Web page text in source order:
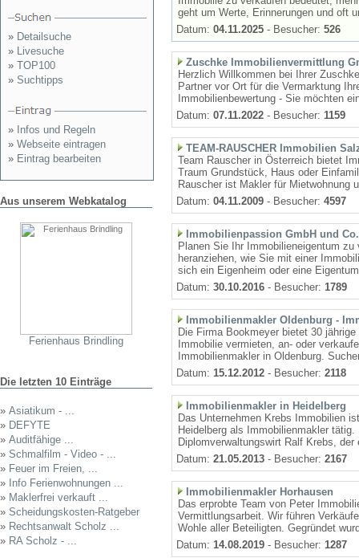
» Detailsuche
» Livesuche
» TOP100
» Suchtipps
» Infos und Regeln
» Webseite eintragen
» Eintrag bearbeiten
Aus unserem Webkatalog
Ferienhaus Brindling
Die letzten 10 Einträge
» Asiatikum - ...
» DEFYTE
» Auditfähige ...
» Schmalfilm - Video - ...
» Feuer im Freien, ...
» Info Ferienwohnungen ...
» Maklerfrei verkauft ...
» Scheidungskosten-Ratgeber
» Rechtsanwalt Scholz ...
» RA Scholz - ...
geht um Werte, Erinnerungen und oft
Datum: 04.11.2025 - Besucher: 526
Zuschke Immobilienvermittlung
Herzlich Willkommen bei Ihrer
Partner vor Ort für die Vermarktung
Immobilienbewertung - Sie möchten
Datum: 07.11.2022 - Besucher: 1159
TEAM-RAUSCHER Immobilien
Team Rauscher in Österreich bietet
Traum Grundstück, Haus oder
Rauscher ist Makler für Mietwohnung
Datum: 04.11.2009 - Besucher: 4597
Immobilienpassion GmbH und
Planen Sie Ihr Immobilieneigentum
heranziehen, wie Sie mit einer
sich ein Eigenheim oder eine
Datum: 30.10.2016 - Besucher: 1789
Immobilienmakler Oldenburg -
Die Firma Bookmeyer bietet 30
Immobilie vermieten, an- oder
Immobilienmakler in Oldenburg.
Datum: 15.12.2012 - Besucher: 2118
Immobilienmakler in Heidelberg
Das Unternehmen Krebs Immobilien
Heidelberg als Immobilienmakler
Diplomverwaltungswirt Ralf Krebs,
Datum: 21.05.2013 - Besucher: 2167
Immobilienmakler Horhausen
Das erprobte Team von Peter
Vermittlungsarbeit. Wir führen
Wohle aller Beteiligten. Gegründet
Datum: 14.08.2019 - Besucher: 1287